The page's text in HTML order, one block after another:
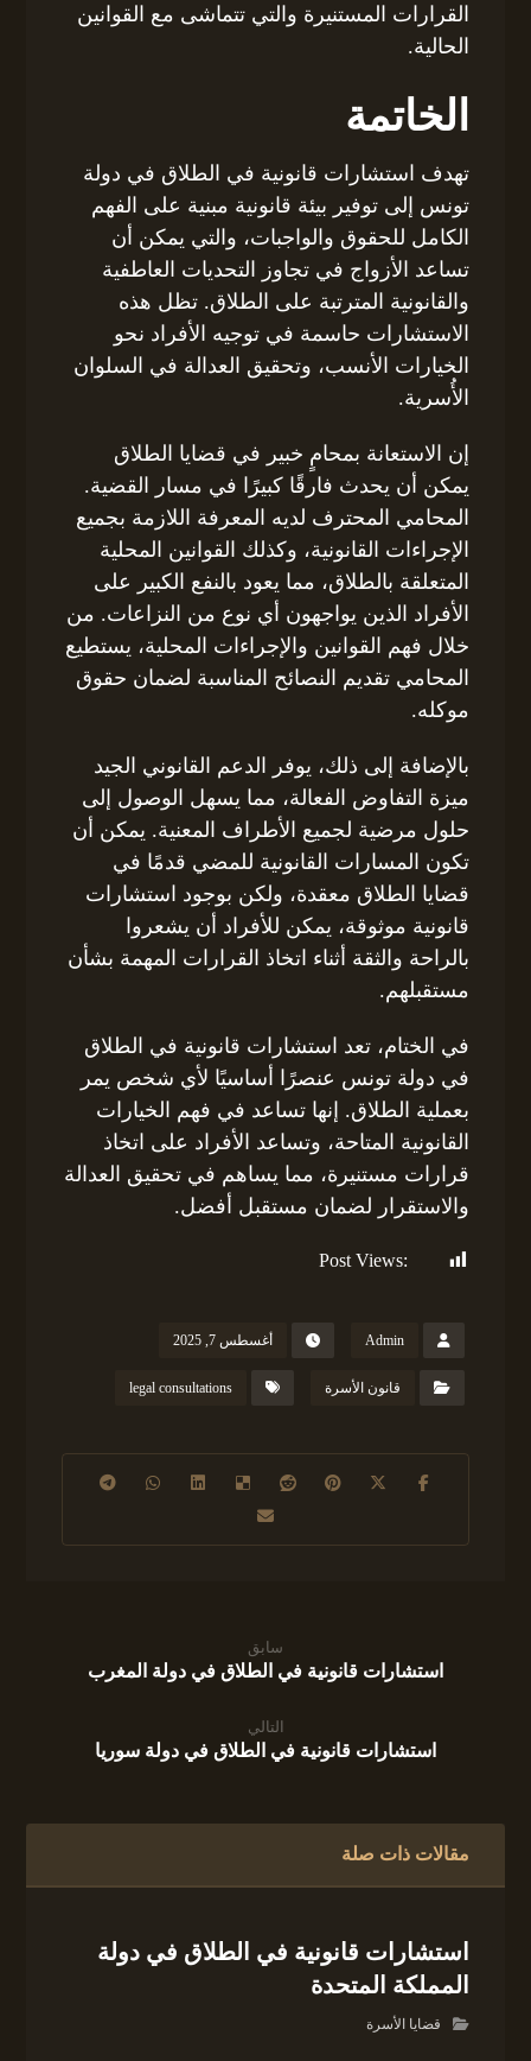
القرارات المستنيرة والتي تتماشى مع القوانين
الحالية.
الخاتمة
تهدف استشارات قانونية في الطلاق في دولة
تونس إلى توفير بيئة قانونية مبنية على الفهم
الكامل للحقوق والواجبات، والتي يمكن أن
تساعد الأزواج في تجاوز التحديات العاطفية
والقانونية المترتبة على الطلاق. تظل هذه
الاستشارات حاسمة في توجيه الأفراد نحو
الخيارات الأنسب، وتحقيق العدالة في السلوان
الأُسرية.
إن الاستعانة بمحامٍ خبير في قضايا الطلاق
يمكن أن يحدث فارقًا كبيرًا في مسار القضية.
المحامي المحترف لديه المعرفة اللازمة بجميع
الإجراءات القانونية، وكذلك القوانين المحلية
المتعلقة بالطلاق، مما يعود بالنفع الكبير على
الأفراد الذين يواجهون أي نوع من النزاعات. من
خلال فهم القوانين والإجراءات المحلية، يستطيع
المحامي تقديم النصائح المناسبة لضمان حقوق
موكله.
بالإضافة إلى ذلك، يوفر الدعم القانوني الجيد
ميزة التفاوض الفعالة، مما يسهل الوصول إلى
حلول مرضية لجميع الأطراف المعنية. يمكن أن
تكون المسارات القانونية للمضي قدمًا في
قضايا الطلاق معقدة، ولكن بوجود استشارات
قانونية موثوقة، يمكن للأفراد أن يشعروا
بالراحة والثقة أثناء اتخاذ القرارات المهمة بشأن
مستقبلهم.
في الختام، تعد استشارات قانونية في الطلاق
في دولة تونس عنصرًا أساسيًا لأي شخص يمر
بعملية الطلاق. إنها تساعد في فهم الخيارات
القانونية المتاحة، وتساعد الأفراد على اتخاذ
قرارات مستنيرة، مما يساهم في تحقيق العدالة
والاستقرار لضمان مستقبل أفضل.
Post Views:
Admin أغسطس 7, 2025
قانون الأسرة legal consultations
سابق
استشارات قانونية في الطلاق في دولة المغرب
التالي
استشارات قانونية في الطلاق في دولة سوريا
مقالات ذات صلة
استشارات قانونية في الطلاق في دولة
المملكة المتحدة
قضايا الأسرة